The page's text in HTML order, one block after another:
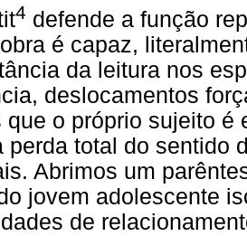
4 defende a função
é capaz,
da leitura nos
deslocamentos
que o próprio sujeito é
perda total do sentido
Abrimos um
jovem adolescente
de